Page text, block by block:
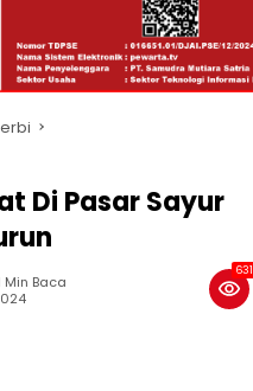
Di Pasar Sayur
Min Baca
631